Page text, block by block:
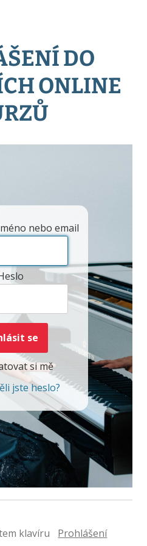
DO
ONLINE
nebo email
si mě
jste heslo?
klavíru Prohlášení